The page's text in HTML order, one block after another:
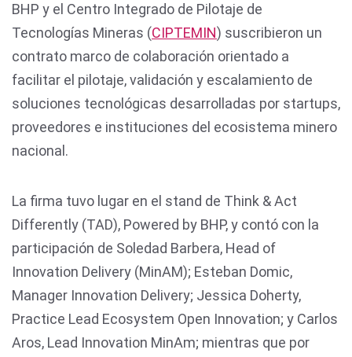
BHP y el Centro Integrado de Pilotaje de
Tecnologías Mineras (CIPTEMIN) suscribieron un
contrato marco de colaboración orientado a
facilitar el pilotaje, validación y escalamiento de
soluciones tecnológicas desarrolladas por startups,
proveedores e instituciones del ecosistema minero
nacional.
La firma tuvo lugar en el stand de Think & Act
Differently (TAD), Powered by BHP, y contó con la
participación de Soledad Barbera, Head of
Innovation Delivery (MinAM); Esteban Domic,
Manager Innovation Delivery; Jessica Doherty,
Practice Lead Ecosystem Open Innovation; y Carlos
Aros, Lead Innovation MinAm; mientras que por